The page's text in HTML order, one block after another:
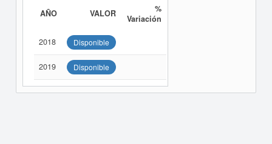
AÑO VALOR
%
Variación
2018 Disponible
2019 Disponible